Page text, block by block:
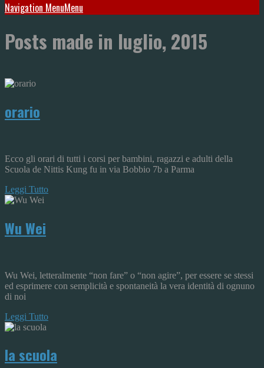
Navigation MenuMenu
Posts made in luglio, 2015
orario
Ecco gli orari di tutti i corsi per bambini, ragazzi e adulti della
Scuola de Nittis Kung fu in via Bobbio 7b a Parma
Leggi Tutto
Wu Wei
Wu Wei, letteralmente “non fare” o “non agire”, per essere se stessi
ed esprimere con semplicità e spontaneità la vera identità di ognuno
di noi
Leggi Tutto
la scuola